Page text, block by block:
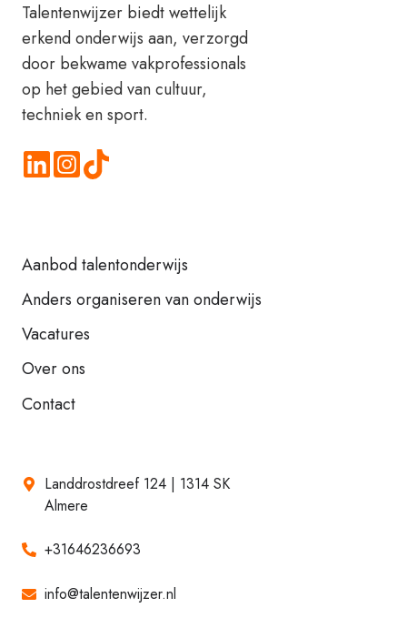
Talentenwijzer biedt wettelijk
erkend onderwijs aan, verzorgd
door bekwame vakprofessionals
op het gebied van cultuur,
techniek en sport.
Aanbod talentonderwijs
Anders organiseren van onderwijs
Vacatures
Over ons
Contact
Landdrostdreef 124 | 1314 SK
Almere
+31646236693
info@talentenwijzer.nl